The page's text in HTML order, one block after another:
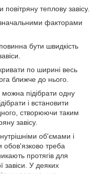
теплову завісу.
факторами
бути швидкість
по ширині весь
ближче до нього.
підібрати одну
і встановити
створюючи таким
завісу.
об'ємами і
обов'язково треба
протягів для
завіси. У деяких